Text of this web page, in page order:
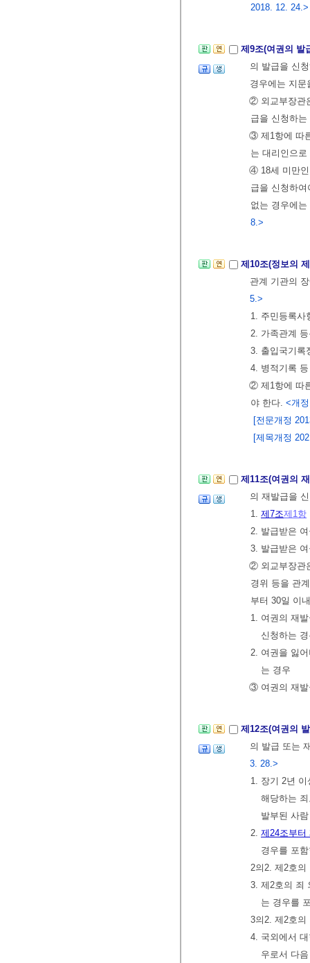
2018. 12. 24.>
제9조(여권의 발
의 발급을 신
경우에는 지
② 외교부장관
급을 신청하
③ 제1항에 따
는 대리인으
④ 18세 미만인
급을 신청하
없는 경우에는
8.>
제10조(정보의
관계 기관의
5.>
1. 주민등록사
2. 가족관계
3. 출입국기록
4. 병적기록
② 제1항에 따
야 한다. <개
[전문개정
[제목개정
제11조(여권의
의 재발급을
1. 제7조제1항
2. 발급받은
3. 발급받은
② 외교부장관
경위 등을 관
부터 30일 이
1. 여권의 재
신청하는
2. 여권을 잃
는 경우
③ 여권의 재
제12조(여권의
의 발급 또는
3. 28.>
1. 장기 2년
해당하는
발부된 사
2. 제24조부터
경우를 포
2의2. 제2호의
3. 제2호의 죄
는 경우를
3의2. 제2호의
4. 국외에서
우로서 다